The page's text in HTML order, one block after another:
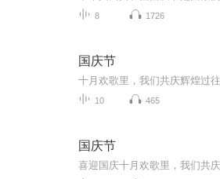
8 1726
国庆节
10 465
国庆节